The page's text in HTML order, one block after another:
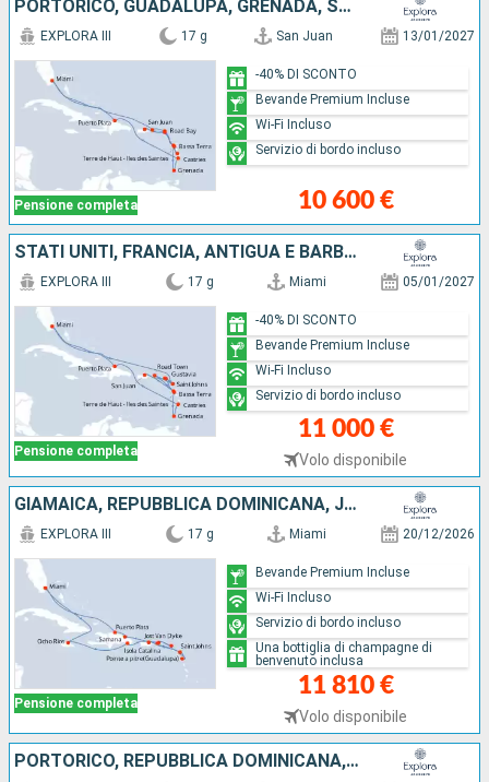
PORTORICO, GUADALUPA, GRENADA, SANTA LUCIA, REPUBBLICA DOMINICANA, STATI UNITI, ANGUILLA, MARTINICA, SAINT MARTIN
Pensione completa
EXPLORA III 17 g San Juan 13/01/2027
10 600 €
-40% DI SCONTO
Bevande Premium Incluse
Wi-Fi Incluso
Servizio di bordo incluso
STATI UNITI, FRANCIA, ANTIGUA E BARBUDA, TORTOLA, PORTORICO, SAINT MARTIN, GUADALUPA, GRENADA, SANTA LUCIA, REPUBBLICA DOMINICANA
Pensione completa
EXPLORA III 17 g Miami 05/01/2027
11 000 €
Volo disponibile
-40% DI SCONTO
Bevande Premium Incluse
Wi-Fi Incluso
Servizio di bordo incluso
GIAMAICA, REPUBBLICA DOMINICANA, JOST VAN DYKE, SAINT MARTIN, PORTORICO, GUADALUPA, ANTIGUA E BARBUDA, STATI UNITI
Pensione completa
EXPLORA III 17 g Miami 20/12/2026
11 810 €
Volo disponibile
Bevande Premium Incluse
Wi-Fi Incluso
Servizio di bordo incluso
Una bottiglia di champagne di
benvenuto inclusa
PORTORICO, REPUBBLICA DOMINICANA, STATI UNITI, ANTIGUA E BARBUDA, FRANCIA, TORTOLA, GUADALUPA